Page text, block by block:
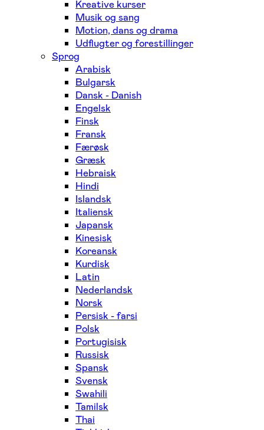
Kreative kurser
Musik og sang
Motion, dans og drama
Udflugter og forestillinger
Sprog
Arabisk
Bulgarsk
Dansk - Danish
Engelsk
Finsk
Fransk
Færøsk
Græsk
Hebraisk
Hindi
Islandsk
Italiensk
Japansk
Kinesisk
Koreansk
Kurdisk
Latin
Nederlandsk
Norsk
Persisk - farsi
Polsk
Portugisisk
Russisk
Spansk
Svensk
Swahili
Tamilsk
Thai